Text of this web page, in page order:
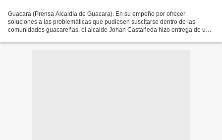
Guacara (Prensa Alcaldía de Guacara). En su empeño por ofrecer
soluciones a las problemáticas que pudiesen suscitarse dentro de las
comunidades guacareñas, el alcalde Johan Castañeda hizo entrega de un